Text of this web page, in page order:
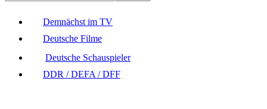
Demnächst im TV
Deutsche Filme
Deutsche Schauspieler
DDR / DEFA / DFF